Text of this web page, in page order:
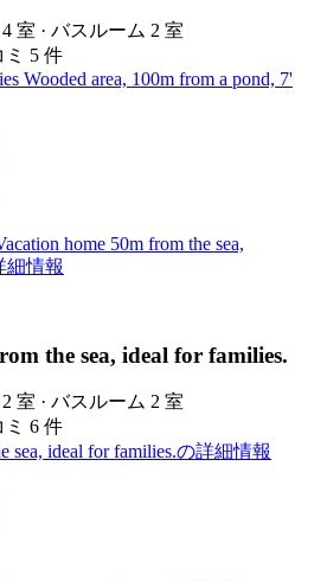
室 · バスルーム 2 室
ミ 5 件
Wooded area, 100m from a pond, 7'
home 50m from the sea,
細情報
the sea, ideal for families.
室 · バスルーム 2 室
ミ 6 件
sea, ideal for families.の詳細情報